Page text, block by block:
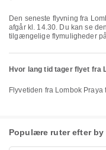
Den seneste flyvning fra Lombok Praya til Labuan Bajo med Wings Air
afgår kl. 14.30. Du kan se
tilgængelige flymuligheder
Hvor lang tid tager flyet fra
Flyvetiden fra Lombok
Populære ruter efter by